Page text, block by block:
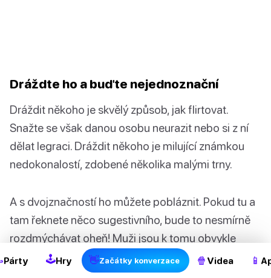
Dráždte ho a buďte nejednoznační
Dráždit někoho je skvělý způsob, jak flirtovat.
Snažte se však danou osobu neurazit nebo si z ní
dělat legraci. Dráždit někoho je milující známkou
nedokonalostí, zdobené několika malými trny.
A s dvojznačností ho můžete pobláznit. Pokud tu a
tam řeknete něco sugestivního, bude to nesmírně
rozdmýchávat oheň! Muži jsou k tomu obvykle
nesmírně vnímaví.
Párty 🕹Hry 👋Začátky konverzace 🍿 Videa 📱